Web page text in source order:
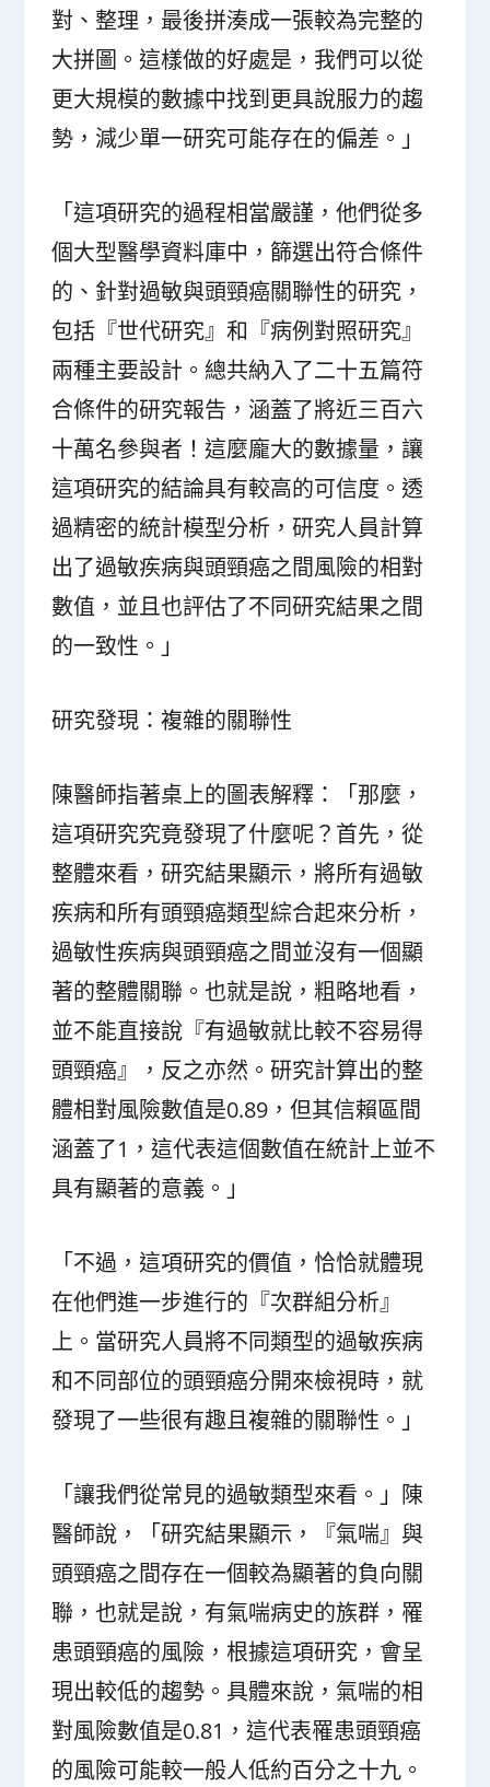
對、整理，最後拼湊成一張較為完整的
大拼圖。這樣做的好處是，我們可以從
更大規模的數據中找到更具說服力的趨
勢，減少單一研究可能存在的偏差。」
「這項研究的過程相當嚴謹，他們從多
個大型醫學資料庫中，篩選出符合條件
的、針對過敏與頭頸癌關聯性的研究，
包括『世代研究』和『病例對照研究』
兩種主要設計。總共納入了二十五篇符
合條件的研究報告，涵蓋了將近三百六
十萬名參與者！這麼龐大的數據量，讓
這項研究的結論具有較高的可信度。透
過精密的統計模型分析，研究人員計算
出了過敏疾病與頭頸癌之間風險的相對
數值，並且也評估了不同研究結果之間
的一致性。」
研究發現：複雜的關聯性
陳醫師指著桌上的圖表解釋：「那麼，
這項研究究竟發現了什麼呢？首先，從
整體來看，研究結果顯示，將所有過敏
疾病和所有頭頸癌類型綜合起來分析，
過敏性疾病與頭頸癌之間並沒有一個顯
著的整體關聯。也就是說，粗略地看，
並不能直接說『有過敏就比較不容易得
頭頸癌』，反之亦然。研究計算出的整
體相對風險數值是0.89，但其信賴區間
涵蓋了1，這代表這個數值在統計上並不
具有顯著的意義。」
「不過，這項研究的價值，恰恰就體現
在他們進一步進行的『次群組分析』
上。當研究人員將不同類型的過敏疾病
和不同部位的頭頸癌分開來檢視時，就
發現了一些很有趣且複雜的關聯性。」
「讓我們從常見的過敏類型來看。」陳
醫師說，「研究結果顯示，『氣喘』與
頭頸癌之間存在一個較為顯著的負向關
聯，也就是說，有氣喘病史的族群，罹
患頭頸癌的風險，根據這項研究，會呈
現出較低的趨勢。具體來說，氣喘的相
對風險數值是0.81，這代表罹患頭頸癌
的風險可能較一般人低約百分之十九。